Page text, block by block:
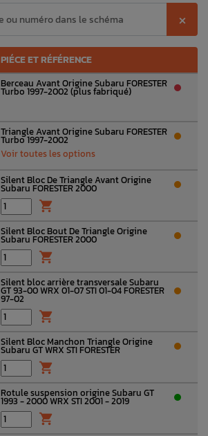
⨉
PIÉCE ET RÉFÉRENCE
Berceau Avant Origine Subaru FORESTER
Turbo 1997-2002 (plus fabriqué)
Triangle Avant Origine Subaru FORESTER
Turbo 1997-2002
Voir toutes les options
Silent Bloc De Triangle Avant Origine
Subaru FORESTER 2000

Silent Bloc Bout De Triangle Origine
Subaru FORESTER 2000

Silent bloc arrière transversale Subaru
GT 93-00 WRX 01-07 STI 01-04 FORESTER
97-02

Silent Bloc Manchon Triangle Origine
Subaru GT WRX STI FORESTER

Rotule suspension origine Subaru GT
1993 - 2000 WRX STI 2001 - 2019
